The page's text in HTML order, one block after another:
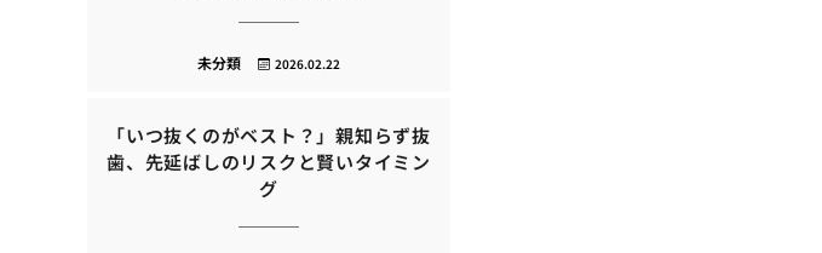
2026.02.22
未分類
「いつ抜くのがベスト？」親知らず抜
歯、先延ばしのリスクと賢いタイミン
グ